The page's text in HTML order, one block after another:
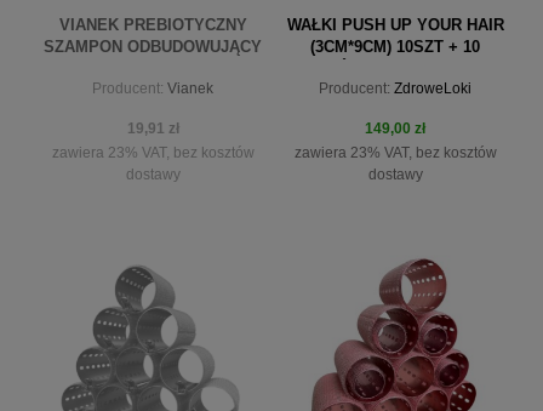
VIANEK PREBIOTYCZNY
SZAMPON ODBUDOWUJĄCY
Producent: Vianek
19,91 zł
zawiera 23% VAT, bez kosztów
dostawy
powiadom o dostępności
WAŁKI PUSH UP YOUR HAIR
(3CM*9CM) 10SZT + 10
Producent: ZdroweLoki
149,00 zł
zawiera 23% VAT, bez kosztów
dostawy
do koszyka